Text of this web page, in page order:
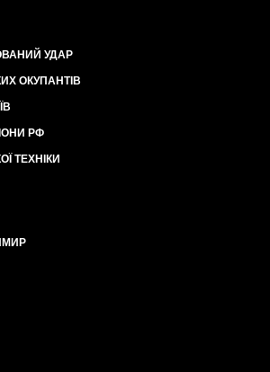
УДАР
ОКУПАНТІВ
РФ
ТЕХНІКИ